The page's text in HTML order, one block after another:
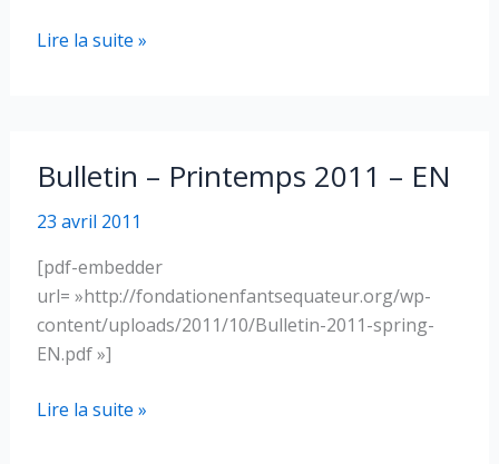
Bulletin
FR
Lire la suite »
Bulletin – Printemps 2011 – EN
23 avril 2011
[pdf-embedder
url= »http://fondationenfantsequateur.org/wp-
content/uploads/2011/10/Bulletin-2011-spring-
EN.pdf »]
Bulletin
Lire la suite »